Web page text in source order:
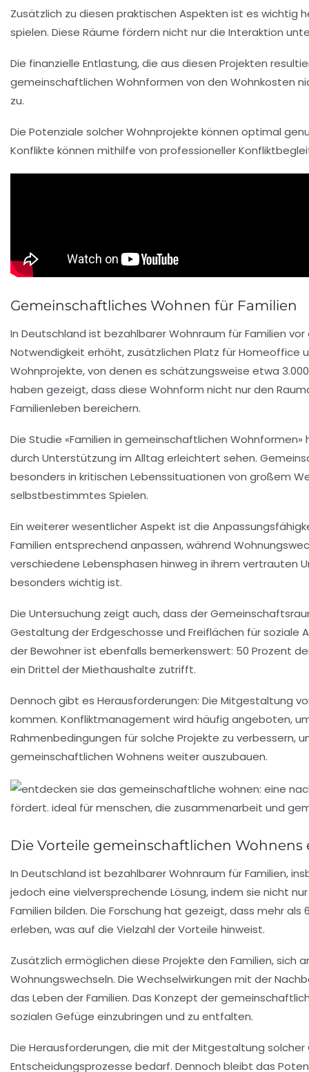
Zusätzlich zu diesen praktischen Aspekten ist es wichtig
spielen. Diese Räume fördern nicht nur die Interaktion
Die finanzielle Entlastung, die aus diesen Projekten
gemeinschaftlichen Wohnformen von den Wohnkosten
zu.
Die Potenziale solcher Wohnprojekte können optimal
Konflikte können mithilfe von professioneller
Gemeinschaftliches Wohnen für Familien
In Deutschland ist bezahlbarer Wohnraum für Familien
Notwendigkeit erhöht, zusätzlichen Platz fürHomeoffice
Wohnprojekte, von denen es schätzungsweise etwa 3.000
haben gezeigt, dass diese Wohnform nicht nur den
Familienleben bereichern.
Die Studie «Familien in gemeinschaftlichen
durch Unterstützung im Alltag erleichtert sehen.
besonders in kritischen Lebenssituationen von großem
selbstbestimmtes Spielen.
Ein weiterer wesentlicher Aspekt ist die
Familien entsprechend anpassen, während
verschiedene Lebensphasen hinweg in ihrem vertrauten
besonders wichtig ist.
Die Untersuchung zeigt auch, dass der
Gestaltung der Erdgeschosse und Freiflächen für soziale
der Bewohner ist ebenfalls bemerkenswert: 50 Prozent
ein Drittel der Miethaushalte zutrifft.
Dennoch gibt es Herausforderungen: Die Mitgestaltung
kommen. Konfliktmanagement wird häufig angeboten,
Rahmenbedingungen für solche Projekte zu verbessern,
gemeinschaftlichen Wohnens weiter auszubauen.
Die Vorteile gemeinschaftlichen Wohnens
In Deutschland ist bezahlbarer Wohnraum für Familien,
jedoch eine vielversprechende Lösung, indem sie nicht
Familien bilden. Die Forschung hat gezeigt, dass mehr
erleben, was auf die Vielzahl der Vorteile hinweist.
Zusätzlich ermöglichen diese Projekte den Familien, sich
Wohnungswechseln. Die Wechselwirkungen mit der
das Leben der Familien. Das Konzept der
sozialen Gefüge einzubringen und zu entfalten.
Die Herausforderungen, die mit der Mitgestaltung
Entscheidungsprozesse bedarf. Dennoch bleibt das